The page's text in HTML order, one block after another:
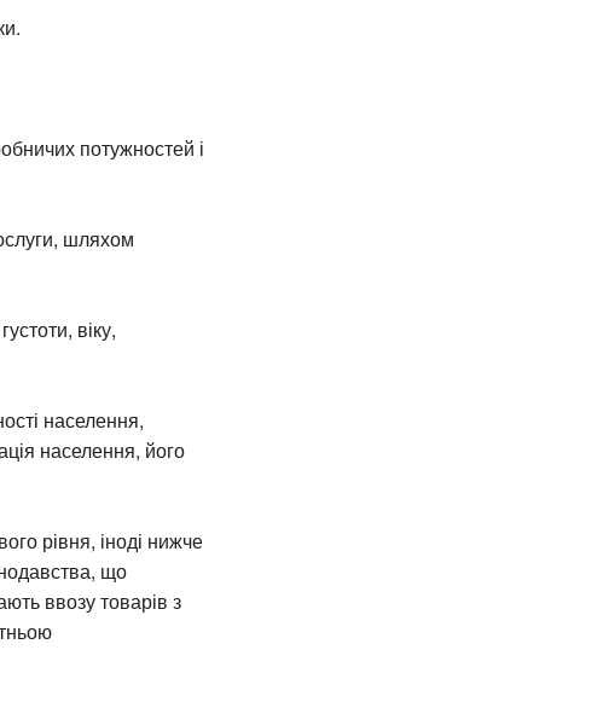
потужностей і
шляхом
віку,
населення,
населення, його
рівня, іноді нижче
що
ввозу товарів з